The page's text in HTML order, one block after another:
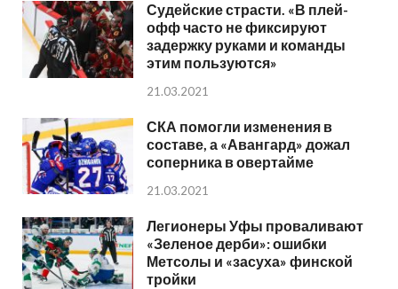
Судейские страсти. «В плей-
офф часто не фиксируют
задержку руками и команды
этим пользуются»
21.03.2021
СКА помогли изменения в
составе, а «Авангард» дожал
соперника в овертайме
21.03.2021
Легионеры Уфы проваливают
«Зеленое дерби»: ошибки
Метсолы и «засуха» финской
тройки